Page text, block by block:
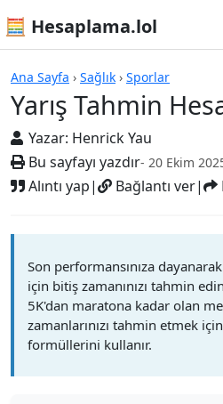
🧮 Hesaplama.lol
Ana Sayfa › Sağlık › Sporlar
Yarış Tahmin
Yazar: Henrick Yau
Bu sayfayı yazdır- 20 Ekim
Alıntı yap| Bağlantı ver|
Hesap Makineleri
Son performansınıza
için bitiş zamanınızı tahmin
5K'dan maratona kadar olan
zamanlarınızı tahmin etmek
formüllerini kullanır.